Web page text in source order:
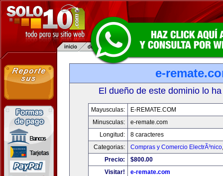
e-
El dueño de este dominio lo
Mayusculas:
E-REMATE.COM
Minusculas:
e-remate.com
Longitud:
8 caracteres
Categorias:
Compras y Comercio ElectrÃ³nico
Precio:
$800.00
Visitar!
e-remate.com